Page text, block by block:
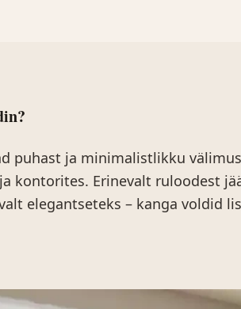
puhast ja minimalistlikku
kontorites. Erinevalt ruloodest
elegantseteks – kanga voldid